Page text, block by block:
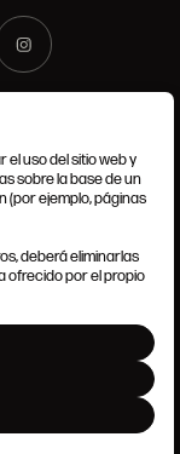
el uso del sitio web y
sobre la base de un
(por ejemplo, páginas
deberá eliminarlas
ofrecido por el propio